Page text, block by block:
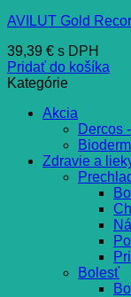
AVILUT Gold
39,39 € s DPH
Pridať do košíka
Kategórie
Akcia
Dercos
Zdravie a
Bolesť